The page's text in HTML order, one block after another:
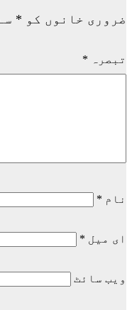
ضروری خانوں کو *
تبصرہ *
نام *
ای میل *
ویب‌ سائٹ